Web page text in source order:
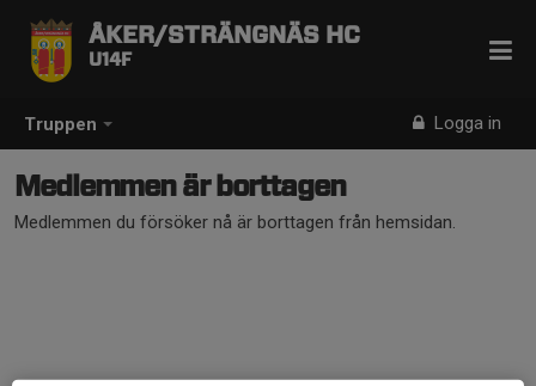
Truppen Logga in
ÅKER/STRÄNGNÄS HC
U14F
Medlemmen är borttagen
Medlemmen du försöker nå är borttagen från hemsidan.